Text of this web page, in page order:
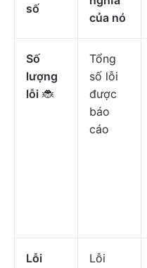
số
của nó
Số
lượng
lỗi 🐞
Tổng
số lỗi
được
báo
cáo
Lỗi
Lỗi